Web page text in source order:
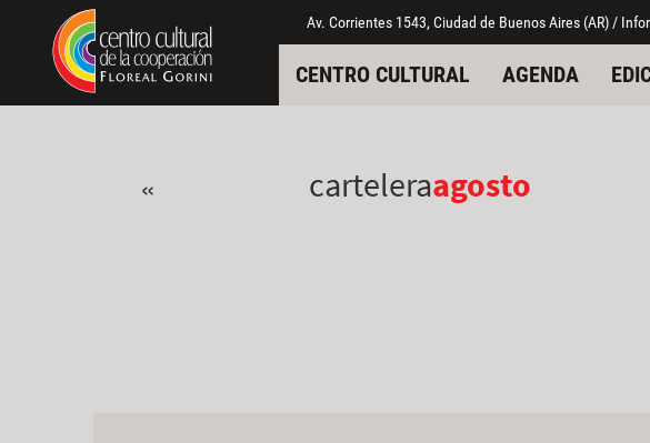
Pasar al contenido principal
Jump to main content Av. Corrientes 1543, Ciudad de Buenos Aires (AR) /
CENTRO CULTURAL AGENDA
« carteleraagosto